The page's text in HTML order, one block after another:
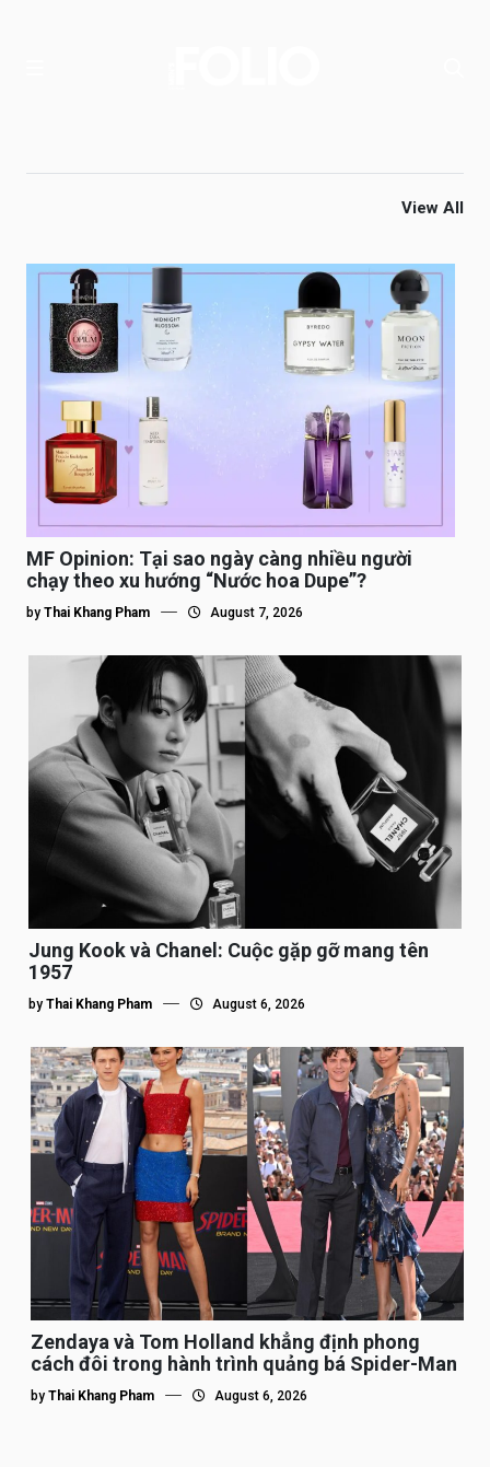
View All
MF Opinion: Tại sao ngày càng nhiều người
chạy theo xu hướng “Nước hoa Dupe”?
by Thai Khang Pham August 7, 2026
Jung Kook và Chanel: Cuộc gặp gỡ mang tên
1957
by Thai Khang Pham August 6, 2026
Zendaya và Tom Holland khẳng định phong
cách đôi trong hành trình quảng bá Spider-Man
by Thai Khang Pham August 6, 2026